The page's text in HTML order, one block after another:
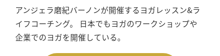
アンジェラ磨紀バーノンが開催するヨガレッスン&ラ
イフコーチング。 日本でもヨガのワークショップや
企業でのヨガを開催している。